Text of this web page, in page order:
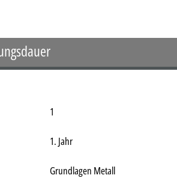
1
1. Jahr
Grundlagen Metall